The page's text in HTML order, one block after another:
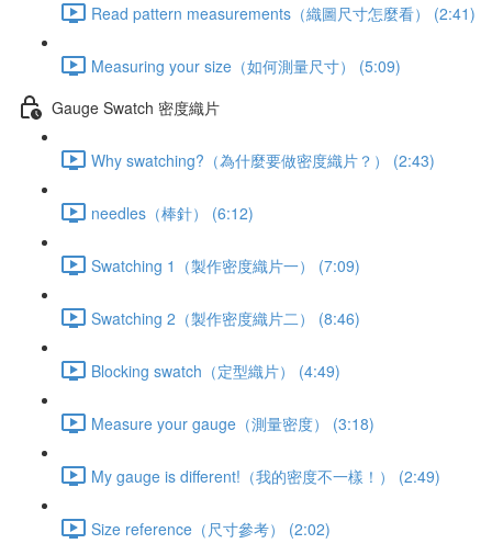
Read pattern measurements（織圖尺寸怎麼看） (2:41)
Measuring your size（如何測量尺寸） (5:09)
Gauge Swatch 密度織片
Why swatching?（為什麼要做密度織片？） (2:43)
needles（棒針） (6:12)
Swatching 1（製作密度織片一） (7:09)
Swatching 2（製作密度織片二） (8:46)
Blocking swatch（定型織片） (4:49)
Measure your gauge（測量密度） (3:18)
My gauge is different!（我的密度不一樣！） (2:49)
Size reference（尺寸參考） (2:02)